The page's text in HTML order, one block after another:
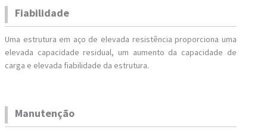
Fiabilidade
Uma estrutura em aço de elevada resistência proporciona uma
elevada capacidade residual, um aumento da capacidade de
carga e elevada fiabilidade da estrutura.
Manutenção